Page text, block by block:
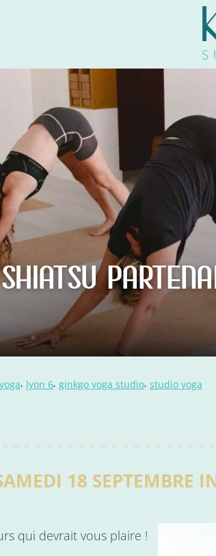
yoga, lyon 6, ginkgo yoga studio, studio yoga
18 SEPTEMBRE
qui devrait vous plaire !